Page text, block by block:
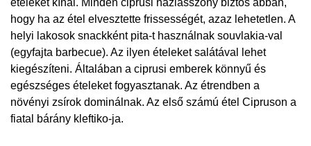
ételeket kínál. Minden ciprusi háziasszony biztos abban,
hogy ha az étel elvesztette frissességét, azaz lehetetlen. A
helyi lakosok snackként pita-t használnak souvlakia-val
(egyfajta barbecue). Az ilyen ételeket salátával lehet
kiegészíteni. Általában a ciprusi emberek könnyű és
egészséges ételeket fogyasztanak. Az étrendben a
növényi zsírok dominálnak. Az első számú étel Cipruson a
fiatal bárány kleftiko-ja.